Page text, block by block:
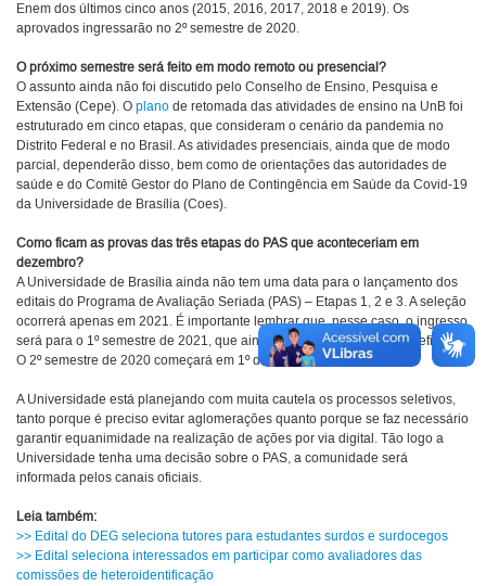
Enem dos últimos cinco anos (2015, 2016, 2017, 2018 e 2019). Os
aprovados ingressarão no 2º semestre de 2020.
O próximo semestre será feito em modo remoto ou presencial?
O assunto ainda não foi discutido pelo Conselho de Ensino, Pesquisa e
Extensão (Cepe). O plano de retomada das atividades de ensino na UnB foi
estruturado em cinco etapas, que consideram o cenário da pandemia no
Distrito Federal e no Brasil. As atividades presenciais, ainda que de modo
parcial, dependerão disso, bem como de orientações das autoridades de
saúde e do Comitê Gestor do Plano de Contingência em Saúde da Covid-19
da Universidade de Brasília (Coes).
Como ficam as provas das três etapas do PAS que aconteceriam em
dezembro?
A Universidade de Brasília ainda não tem uma data para o lançamento dos
editais do Programa de Avaliação Seriada (PAS) – Etapas 1, 2 e 3. A seleção
ocorrerá apenas em 2021. É importante lembrar que, nesse caso, o ingresso
será para o 1º semestre de 2021, que ainda não tem data de início definida.
O 2º semestre de 2020 começará em 1º de fevereiro de 2021.
A Universidade está planejando com muita cautela os processos seletivos,
tanto porque é preciso evitar aglomerações quanto porque se faz necessário
garantir equanimidade na realização de ações por via digital. Tão logo a
Universidade tenha uma decisão sobre o PAS, a comunidade será
informada pelos canais oficiais.
Leia também:
>> Edital do DEG seleciona tutores para estudantes surdos e surdocegos
>> Edital seleciona interessados em participar como avaliadores das
comissões de heteroidentificação